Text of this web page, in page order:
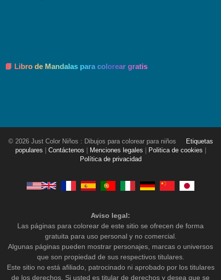
📘 Libro de Mandalas para colorear gratis
© 2026 Just Color Niños : Dibujos para colorear para niños
Etiquetas
populares
Contáctenos Menciones legales Politica de cookies
Política de privacidad
Aviso legal:
Las páginas para colorear de este sitio se ofrecen de forma
gratuita para uso personal y no comercial.
Algunas páginas pueden mostrar personajes, marcas o universos
que son propiedad de sus respectivos titulares.
Este sitio no está afiliado, patrocinado ni aprobado por los titulares
de los derechos. Si usted es titular de derechos y desea que se